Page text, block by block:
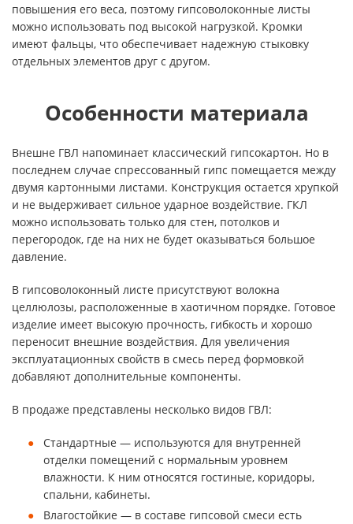
повышения его веса, поэтому гипсоволоконные листы
можно использовать под высокой нагрузкой. Кромки
имеют фальцы, что обеспечивает надежную стыковку
отдельных элементов друг с другом.
Особенности материала
Внешне ГВЛ напоминает классический гипсокартон. Но в
последнем случае спрессованный гипс помещается между
двумя картонными листами. Конструкция остается хрупкой
и не выдерживает сильное ударное воздействие. ГКЛ
можно использовать только для стен, потолков и
перегородок, где на них не будет оказываться большое
давление.
В гипсоволоконный листе присутствуют волокна
целлюлозы, расположенные в хаотичном порядке. Готовое
изделие имеет высокую прочность, гибкость и хорошо
переносит внешние воздействия. Для увеличения
эксплуатационных свойств в смесь перед формовкой
добавляют дополнительные компоненты.
В продаже представлены несколько видов ГВЛ:
Стандартные — используются для внутренней
отделки помещений с нормальным уровнем
влажности. К ним относятся гостиные, коридоры,
спальни, кабинеты.
Влагостойкие — в составе гипсовой смеси есть